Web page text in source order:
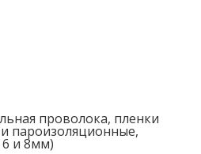
проволока, пленки
пароизоляционные,
и 8мм)